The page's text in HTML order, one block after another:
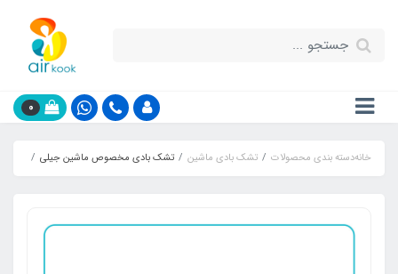
0
خانهدسته بندی محصولات تشک بادی ماشین تشک بادی مخصوص ماشین جیلی